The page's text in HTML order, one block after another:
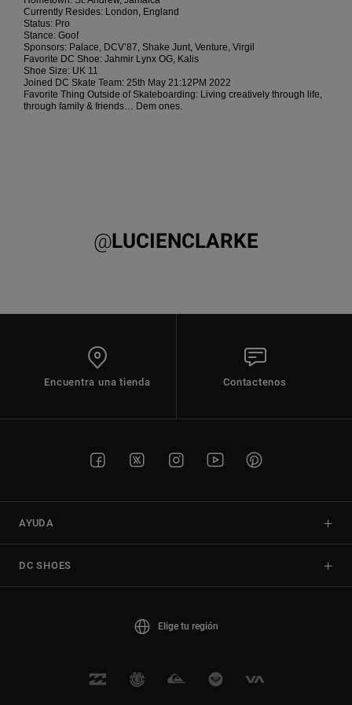
respuestas a
más
accede a
nuestro
formulario
Currently Resides: London, England
Status: Pro
Stance: Goof
Sponsors: Palace, DCV’87, Shake Junt, Venture, Virgil
Favorite DC Shoe: Jahmir Lynx OG, Kalis
Shoe Size: UK 11
Joined DC Skate Team: 25th May 21:12PM 2022
Favorite Thing Outside of Skateboarding: Living creatively through life,
through family & friends… Dem ones.
@LUCIENCLARKE
Encuentra una tienda Contactenos
AYUDA
DC SHOES
Elige tu región